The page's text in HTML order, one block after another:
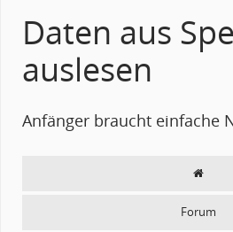
Daten aus
auslesen
Anfänger braucht einfache
Forum